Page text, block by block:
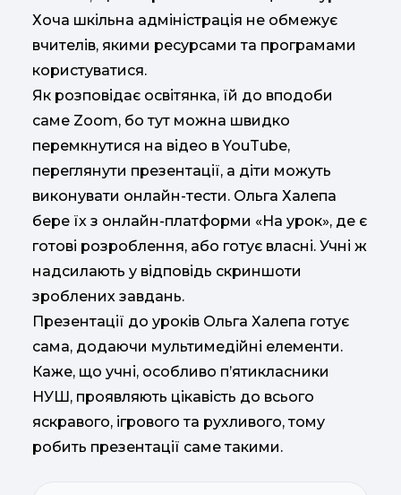
Хоча шкільна адміністрація не обмежує
вчителів, якими ресурсами та програмами
користуватися.
Як розповідає освітянка, їй до вподоби
саме Zoom, бо тут можна швидко
перемкнутися на відео в YouTube,
переглянути презентації, а діти можуть
виконувати онлайн-тести. Ольга Халепа
бере їх з онлайн-платформи «На урок», де є
готові розроблення, або готує власні. Учні ж
надсилають у відповідь скриншоти
зроблених завдань.
Презентації до уроків Ольга Халепа готує
сама, додаючи мультимедійні елементи.
Каже, що учні, особливо п’ятикласники
НУШ, проявляють цікавість до всього
яскравого, ігрового та рухливого, тому
робить презентації саме такими.